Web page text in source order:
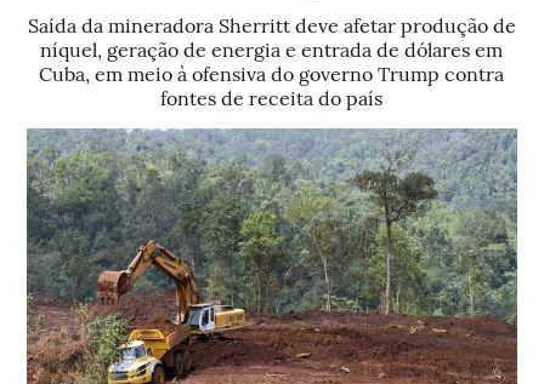
Saída da mineradora Sherritt deve afetar produção de
níquel, geração de energia e entrada de dólares em
Cuba, em meio à ofensiva do governo Trump contra
fontes de receita do país